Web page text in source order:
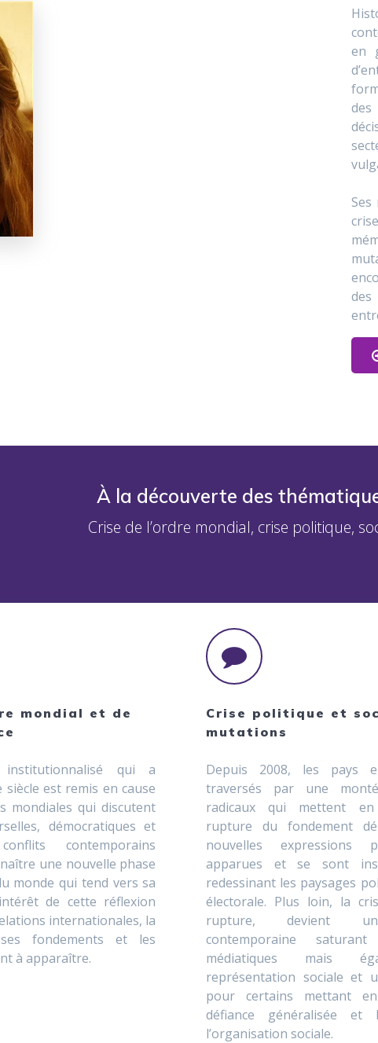
en
des
des
À la découverte des
Crise de l’ordre mondial, crise politique,
mondial et de
institutionnalisé qui a
siècle est remis en cause
mondiales qui discutent
démocratiques et
contemporains
une nouvelle phase
monde qui tend vers sa
de cette réflexion
internationales, la
fondements et les
à apparaître.
Crise politique et
mutations
Depuis 2008, les pays
traversés par une
radicaux qui mettent en
rupture du fondement
nouvelles expressions
apparues et se sont
redessinant les paysages
électorale. Plus loin, la
rupture, devient
contemporaine
médiatiques mais
représentation sociale et
pour certains mettant
défiance généralisée
l’organisation sociale.